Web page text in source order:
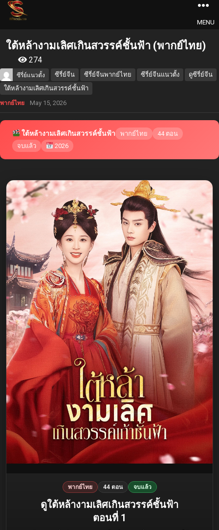
MENU
ใต้หล้างามเลิศเกินสวรรค์ชั้นฟ้า (พากย์ไทย)
274
ซีรี่ย์แนวตั้ง ซีรี่ย์จีน ซีรี่ย์จีนพากย์ไทย ซีรี่ย์จีนแนวตั้ง
ดูซีรี่ย์จีน
ใต้หล้างามเลิศเกินสวรรค์ชั้นฟ้า
พากย์ไทย May 15, 2026
ใต้หล้างามเลิศเกินสวรรค์ชั้นฟ้า พากย์ไทย
44 ตอน
จบแล้ว
2026
พากย์ไทย 44 ตอน จบแล้ว
ดูใต้หล้างามเลิศเกินสวรรค์ชั้นฟ้า
ตอนที่ 1